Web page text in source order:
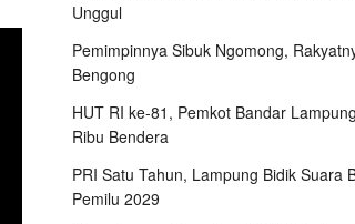
Unggul
Pemimpinnya Sibuk Ngomong,
Bengong
HUT RI ke-81, Pemkot Bandar
Ribu Bendera
PRI Satu Tahun, Lampung Bidik Suara
Pemilu 2029